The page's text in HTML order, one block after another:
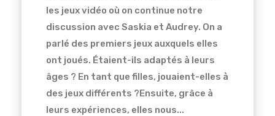
les jeux vidéo où on continue notre
discussion avec Saskia et Audrey. On a
parlé des premiers jeux auxquels elles
ont joués. Étaient-ils adaptés à leurs
âges ? En tant que filles, jouaient-elles à
des jeux différents ?Ensuite, grâce à
leurs expériences, elles nous...